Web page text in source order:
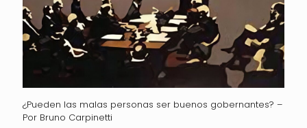
¿Pueden las malas personas ser buenos gobernantes? –
Por Bruno Carpinetti